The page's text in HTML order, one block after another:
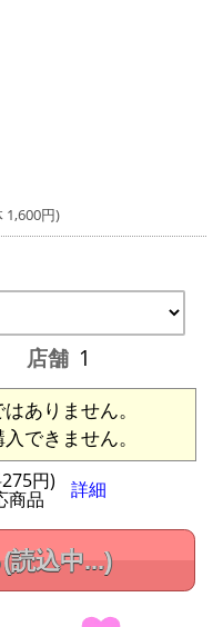
1,600円)
店舗 1
ありません。
できません。
円)
商品 詳細
(読込中...)